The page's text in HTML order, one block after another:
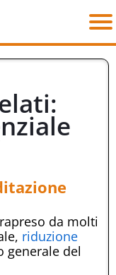
da molti
riduzione
generale del